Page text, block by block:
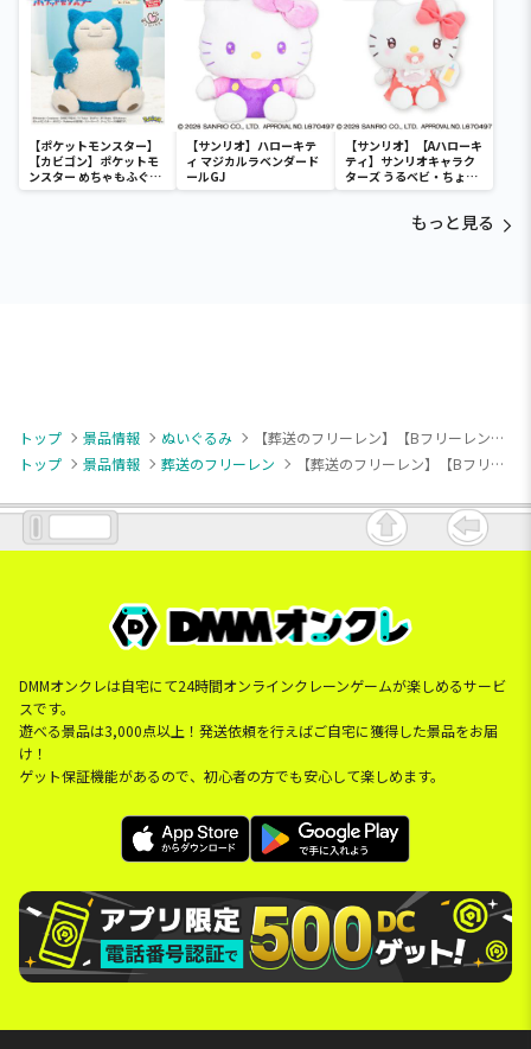
【ポケットモンスター】
【カビゴン】ポケットモ
ンスター めちゃもふぐっ
と ほっこりいやされぬい
【サンリオ】ハローキテ
ィ マジカルラベンダード
ールGJ
【サンリオ】【Aハローキ
ティ】サンリオキャラク
ターズ うるベビ・ちょい
デカドール
もっと見る
トップ 景品情報 ぬいぐるみ
【葬送のフリーレン】【Bフリーレン（メルクーアプリン柄）】葬送のフリーレン ぬいぐるみ～ぱじゃみ～ず～（EX）
トップ
景品情報 葬送のフリーレン 【葬送のフリーレン】【Bフリーレン（メルクーアプリン柄）】葬送のフリーレン ぬいぐるみ～ぱじゃみ～ず～（EX）
DMMオンクレは自宅にて24時間オンラインクレーンゲームが楽しめるサービ
スです。
遊べる景品は3,000点以上！発送依頼を行えばご自宅に獲得した景品をお届
け！
ゲット保証機能があるので、初心者の方でも安心して楽しめます。